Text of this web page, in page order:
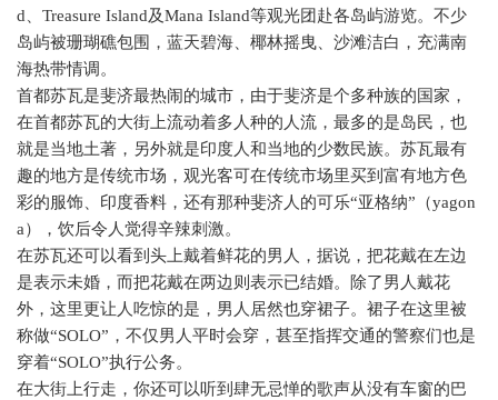
d、 Treasure Island及Mana Island等观光团赴各岛屿游览。不少
岛屿被珊瑚礁包围，蓝天碧海、椰林摇曳、沙滩洁白，充满南
海热带情调。
首都苏瓦是斐济最热闹的城市，由于斐济是个多种族的国家，
在首都苏瓦的大街上流动着多人种的人流，最多的是岛民，也
就是当地土著，另外就是印度人和当地的少数民族。苏瓦最有
趣的地方是传统市场，观光客可在传统市场里买到富有地方色
彩的服饰、印度香料，还有那种斐济人的可乐“亚格纳”（yagon
a），饮后令人觉得辛辣刺激。
在苏瓦还可以看到头上戴着鲜花的男人，据说，把花戴在左边
是表示未婚，而把花戴在两边则表示已结婚。除了男人戴花
外，这里更让人吃惊的是，男人居然也穿裙子。裙子在这里被
称做“SOLO”，不仅男人平时会穿，甚至指挥交通的警察们也是
穿着“SOLO”执行公务。
在大街上行走，你还可以听到肆无忌惮的歌声从没有车窗的巴